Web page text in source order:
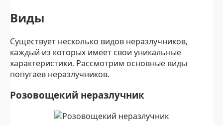
Виды
Существует несколько видов неразлучников,
каждый из которых имеет свои уникальные
характеристики. Рассмотрим основные виды
попугаев неразлучников.
Розовощекий неразлучник